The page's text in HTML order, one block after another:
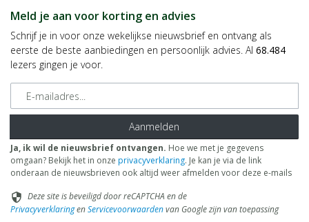
Meld je aan voor korting en advies
Schrijf je in voor onze wekelijkse nieuwsbrief en ontvang als
eerste de beste aanbiedingen en persoonlijk advies. Al 68.484
lezers gingen je voor.
E-mailadres
Aanmelden
Ja, ik wil de nieuwsbrief ontvangen. Hoe we met je gegevens
omgaan? Bekijk het in onze privacyverklaring. Je kan je via de link
onderaan de nieuwsbrieven ook altijd weer afmelden voor deze e-mails
security Deze site is beveiligd door reCAPTCHA en de
PrivacyverklaringenServicevoorwaardenvan Google zijn van toepassing